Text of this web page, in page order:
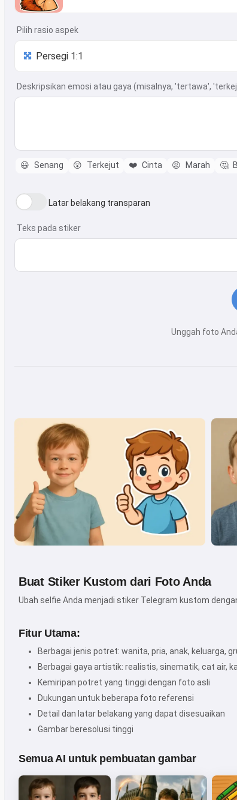
Pilih rasio aspek
Deskripsikan emosi atau gaya (misalnya, 'tertawa',
😃 Senang 😲 Terkejut ❤️ Cinta 😡 Marah 🤔
Latar belakang transparan
Teks pada stiker
Unggah foto
Buat Stiker Kustom dari Foto Anda
Ubah selfie Anda menjadi stiker Telegram kustom
Fitur Utama:
Berbagai jenis potret: wanita, pria, anak, keluarga,
Berbagai gaya artistik: realistis, sinematik, cat air,
Kemiripan potret yang tinggi dengan foto asli
Dukungan untuk beberapa foto referensi
Detail dan latar belakang yang dapat disesuaikan
Gambar beresolusi tinggi
Semua AI untuk pembuatan gambar
Hai! Aku
Baca dongeng
menerima:
Ketentuan Layanan
Kebijakan Pengembalian